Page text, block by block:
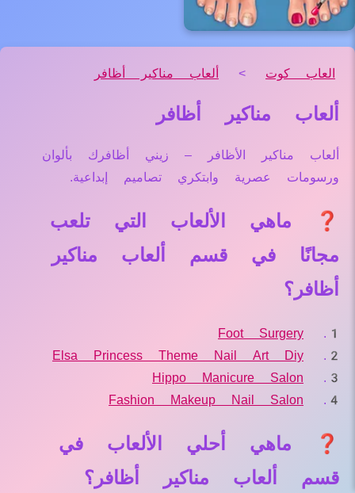
العاب كوت > ألعاب مناكير أظافر
ألعاب مناكير أظافر
ألعاب مناكير الأظافر – زيني أظافرك بألوان
ورسومات عصرية وابتكري تصاميم إبداعية.
❓ ماهي الألعاب التي تلعب
مجانًا في قسم ألعاب مناكير
أظافر؟
Foot Surgery
Elsa Princess Theme Nail Art Diy
Hippo Manicure Salon
Fashion Makeup Nail Salon
❓ ماهي أحلي الألعاب في
قسم ألعاب مناكير أظافر؟